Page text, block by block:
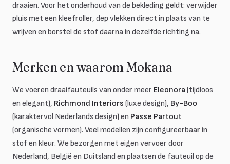
draaien. Voor het onderhoud van de bekleding geldt: verwijder
pluis met een kleefroller, dep vlekken direct in plaats van te
wrijven en borstel de stof daarna in dezelfde richting na.
Merken en waarom Mokana
We voeren draaifauteuils van onder meer Eleonora (tijdloos
en elegant), Richmond Interiors (luxe design), By-Boo
(karaktervol Nederlands design) en Passe Partout
(organische vormen). Veel modellen zijn configureerbaar in
stof en kleur. We bezorgen met eigen vervoer door
Nederland, België en Duitsland en plaatsen de fauteuil op de